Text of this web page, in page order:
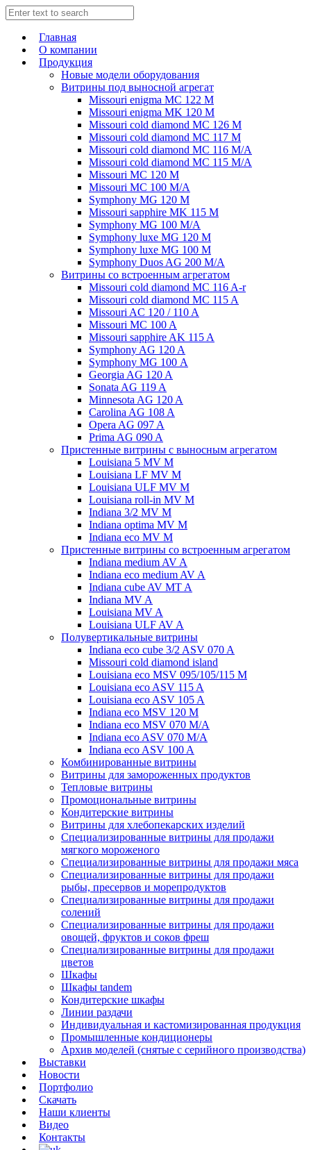
Главная
О компании
Продукция
Новые модели оборудования
Витрины под выносной агрегат
Missouri enigma MC 122 M
Missouri enigma MK 120 M
Missouri cold diamond MC 126 M
Missouri cold diamond MC 117 M
Missouri cold diamond MC 116 M/A
Missouri cold diamond MC 115 M/A
Missouri MC 120 M
Missouri MC 100 M/A
Symphony MG 120 M
Missouri sapphire MK 115 M
Symphony MG 100 M/А
Symphony luxe MG 120 M
Symphony luxe MG 100 M
Symphony Duos AG 200 M/A
Витрины со встроенным агрегатом
Missouri cold diamond MC 116 A-r
Missouri cold diamond MC 115 A
Missouri AC 120 / 110 A
Missouri MC 100 A
Missouri sapphire AK 115 A
Symphony AG 120 A
Symphony MG 100 А
Georgia AG 120 A
Sonata AG 119 A
Minnesota AG 120 A
Carolina AG 108 A
Opera AG 097 A
Prima AG 090 A
Пристенные витрины с выносным агрегатом
Louisiana 5 MV M
Louisiana LF MV M
Louisiana ULF MV M
Louisiana roll-in MV M
Indiana 3/2 MV M
Indiana optima MV M
Indiana eco MV M
Пристенные витрины со встроенным агрегатом
Indiana medium AV A
Indiana eco medium AV A
Indiana cube AV MT A
Indiana MV A
Louisiana MV A
Louisiana ULF AV A
Полувертикальные витрины
Indiana eco cube 3/2 ASV 070 A
Missouri cold diamond island
Louisiana eco MSV 095/105/115 M
Louisiana eco ASV 115 A
Louisiana eco ASV 105 A
Indiana eco MSV 120 M
Indiana eco MSV 070 M/A
Indiana eco ASV 070 M/A
Indiana eco ASV 100 A
Комбинированные витрины
Витрины для замороженных продуктов
Тепловые витрины
Промоциональные витрины
Кондитерские витрины
Витрины для хлебопекарских изделий
Специализированные витрины для продажи
мягкого мороженого
Специализированные витрины для продажи мяса
Специализированные витрины для продажи
рыбы, пресервов и морепродуктов
Специализированные витрины для продажи
солений
Специализированные витрины для продажи
овощей, фруктов и соков фреш
Специализированные витрины для продажи
цветов
Шкафы
Шкафы tandem
Кондитерские шкафы
Линии раздачи
Индивидуальная и кастомизированная продукция
Промышленные кондиционеры
Архив моделей (снятые с серийного производства)
Выставки
Новости
Портфолио
Скачать
Наши клиенты
Видео
Контакты